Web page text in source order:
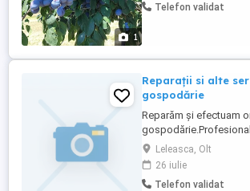
1
Telefon validat
Reparații si alte
gospodărie
Reparăm și efectuam
seriozitate!Doar in
Leleasca, Olt
26 iulie
Telefon validat